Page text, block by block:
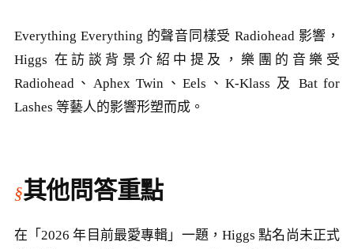
Everything Everything 的聲音同樣受 Radiohead 影響，
Higgs 在訪談背景介紹中提及，樂團的音樂受
Radiohead、Aphex Twin、Eels、K-Klass 及 Bat for
Lashes 等藝人的影響形塑而成。
其他問答重點
在「2026 年目前最愛專輯」一題，Higgs 點名尚未正式